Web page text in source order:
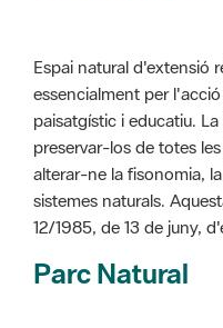
preservar-los de totes
alterar-ne la fisonomia,
sistemes naturals.
12/1985, de 13 de juny,
Parc Natural
Espais natural que